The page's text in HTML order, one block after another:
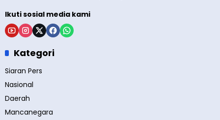
Ikuti sosial media kami
Kategori
Siaran Pers
Nasional
Daerah
Mancanegara